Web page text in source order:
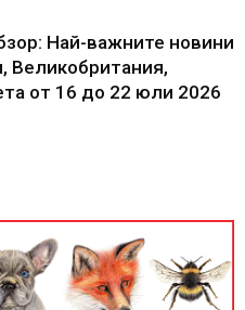
Най-важните новини
Великобритания,
от 16 до 22 юли 2026